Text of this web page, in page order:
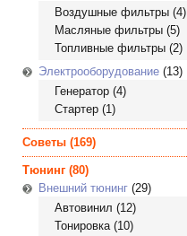
Воздушные фильтры (4)
Масляные фильтры (5)
Топливные фильтры (2)
Электрооборудование (13)
Генератор (4)
Стартер (1)
Советы (169)
Тюнинг (80)
Внешний тюнинг (29)
Автовинил (12)
Тонировка(10)